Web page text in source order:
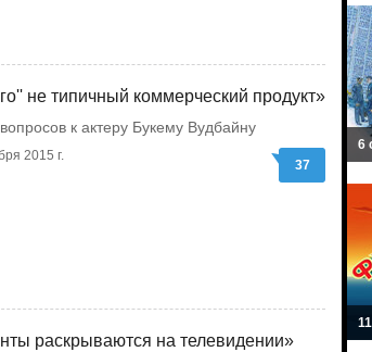
не типичный коммерческий продукт»
к актеру Букему Вудбайну
2015 г.
37
раскрываются на телевидении»
6